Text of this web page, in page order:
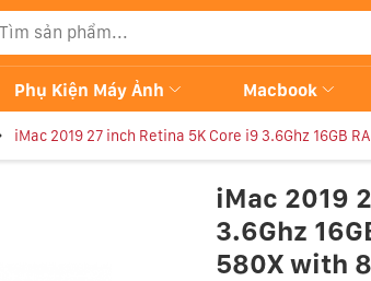
Phụ Kiện Máy Ảnh Macbook
iMac 2019 27 inch Retina 5K Core i9 3.6Ghz 16GB
iMac 2019
3.6Ghz
580X with